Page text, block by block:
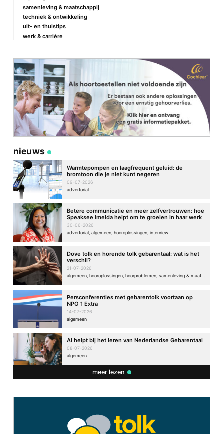
samenleving & maatschappij
techniek & ontwikkeling
uit- en thuistips
werk & carrière
nieuws
Warmtepompen en laagfrequent geluid: de
bromtoon die je niet kunt negeren
09-07-2026
advertorial
Betere communicatie en meer zelfvertrouwen: hoe
Speaksee Imelda helpt om te groeien in haar werk
30-06-2026
advertorial, algemeen, hooroplossingen, interview
Dove tolk en horende tolk gebarentaal: wat is het
verschil?
21-07-2026
Persconferenties met gebarentolk voortaan op
NPO 1 Extra
14-07-2026
algemeen
AI helpt bij het leren van Nederlandse Gebarentaal
08-07-2026
algemeen
meer lezen